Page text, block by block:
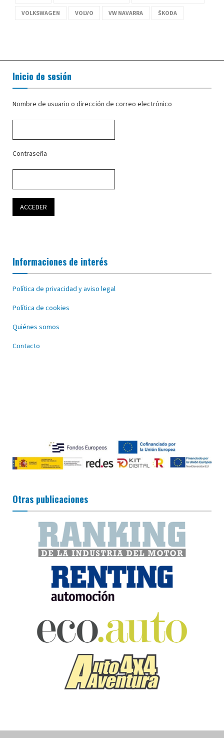
VOLKSWAGEN VOLVO VW NAVARRA ŠKODA
Inicio de sesión
Nombre de usuario o dirección de correo electrónico
Contraseña
Informaciones de interés
Política de privacidad y aviso legal
Política de cookies
Quiénes somos
Contacto
Otras publicaciones